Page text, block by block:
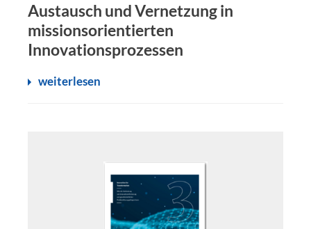
Austausch und Vernetzung in
missionsorientierten
Innovationsprozessen
weiterlesen